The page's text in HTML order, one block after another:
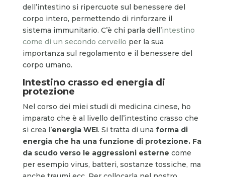
dell’intestino si ripercuote sul benessere del
corpo intero, permettendo di rinforzare il
sistema immunitario. C’è chi parla dell’intestino
come di un secondo cervello per la sua
importanza sul regolamento e il benessere del
corpo umano.
Intestino crasso ed energia di
protezione
Nel corso dei miei studi di medicina cinese, ho
imparato che è al livello dell’intestino crasso che
si crea l’energia WEI. Si tratta di una forma di
energia che ha una funzione di protezione. Fa
da scudo verso le aggressioni esterne come
per esempio virus, batteri, sostanze tossiche, ma